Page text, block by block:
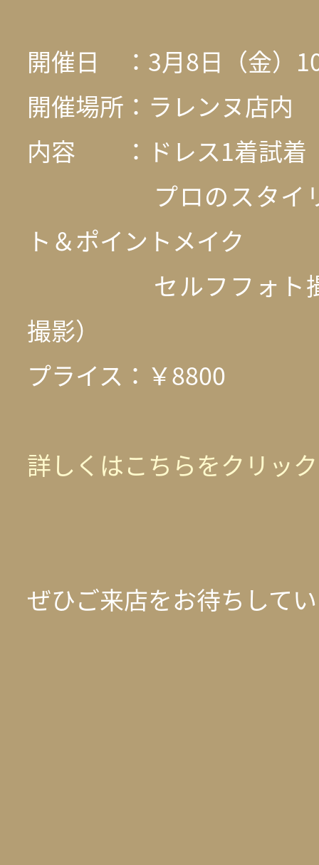
開催日 ：3月8日（金）
開催場所：ラレンヌ店内
内容 ：ドレス1着試着
プロのスタイリ
ト＆ポイントメイク
セルフフォト撮
撮影）
プライス：￥8800
詳しくはこちらをクリッ
ぜひご来店をお待ちして